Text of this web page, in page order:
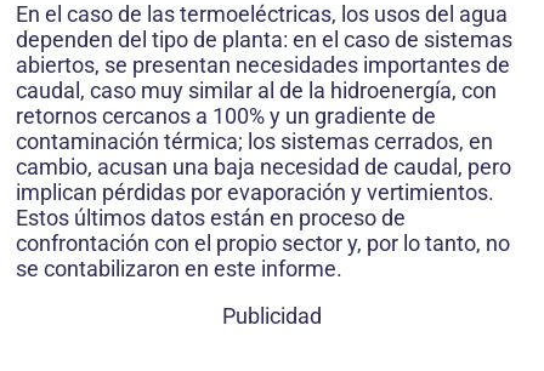
En el caso de las termoeléctricas, los usos del agua
dependen del tipo de planta: en el caso de sistemas
abiertos, se presentan necesidades importantes de
caudal, caso muy similar al de la hidroenergía, con
retornos cercanos a 100% y un gradiente de
contaminación térmica; los sistemas cerrados, en
cambio, acusan una baja necesidad de caudal, pero
implican pérdidas por evaporación y vertimientos.
Estos últimos datos están en proceso de
confrontación con el propio sector y, por lo tanto, no
se contabilizaron en este informe.
Publicidad